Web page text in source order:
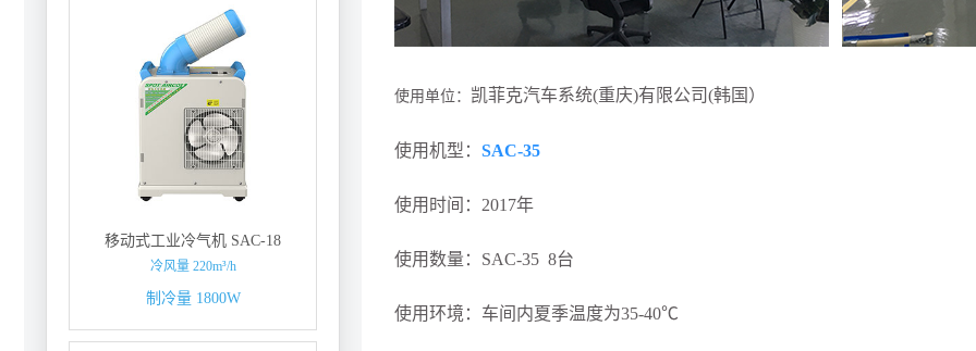
使用单位： 凯菲克汽车系统(重庆)有限公司(韩国）
使用机型： SAC-35
使用时间：2017年
使用数量：SAC-35 8台
使用环境：车间内夏季温度为35-40℃
移动式工业冷气机 SAC-18
冷风量 220m³/h
制冷量 1800W